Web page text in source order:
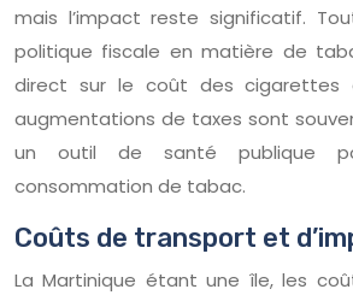
mais l’impact reste significatif.
politique fiscale en matière de
direct sur le coût des cigarettes
augmentations de taxes sont
un outil de santé publique
consommation de tabac.
Coûts de transport et
La Martinique étant une île, les